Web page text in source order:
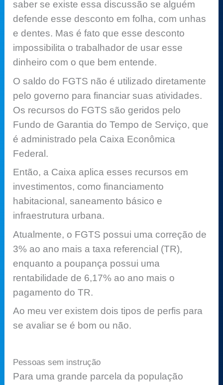
saber se existe essa discussão se alguém
defende esse desconto em folha, com unhas
e dentes. Mas é fato que esse desconto
impossibilita o trabalhador de usar esse
dinheiro com o que bem entende.
O saldo do FGTS não é utilizado diretamente
pelo governo para financiar suas atividades.
Os recursos do FGTS são geridos pelo
Fundo de Garantia do Tempo de Serviço, que
é administrado pela Caixa Econômica
Federal.
Então, a Caixa aplica esses recursos em
investimentos, como financiamento
habitacional, saneamento básico e
infraestrutura urbana.
Atualmente, o FGTS possui uma correção de
3% ao ano mais a taxa referencial (TR),
enquanto a poupança possui uma
rentabilidade de 6,17% ao ano mais o
pagamento do TR.
Ao meu ver existem dois tipos de perfis para
se avaliar se é bom ou não.
Pessoas sem instrução
Para uma grande parcela da população